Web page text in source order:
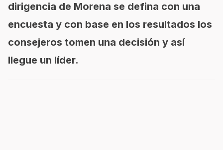
dirigencia de Morena se defina con una
encuesta y con base en los resultados los
consejeros tomen una decisión y así
llegue un líder.